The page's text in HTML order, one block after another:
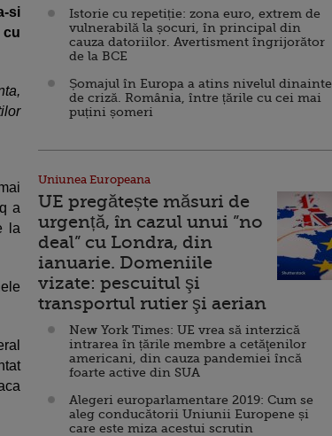
si
cu
a
la
Istorie cu repetiție: zona euro, extrem de
vulnerabilă la șocuri, în principal din
cauza datoriilor. Avertisment îngrijorător
de la BCE
Șomajul în Europa a atins nivelul dinainte
de criză. România, între țările cu cei mai
puțini șomeri
Uniunea Europeana
UE pregătește măsuri de
urgență, în cazul unui ”no
deal” cu Londra, din
ianuarie. Domeniile
vizate: pescuitul şi
transportul rutier şi aerian
New York Times: UE vrea să interzică
intrarea în țările membre a cetăţenilor
americani, din cauza pandemiei încă
foarte active din SUA
Alegeri europarlamentare 2019: Cum se
aleg conducătorii Uniunii Europene și
care este miza acestui scrutin